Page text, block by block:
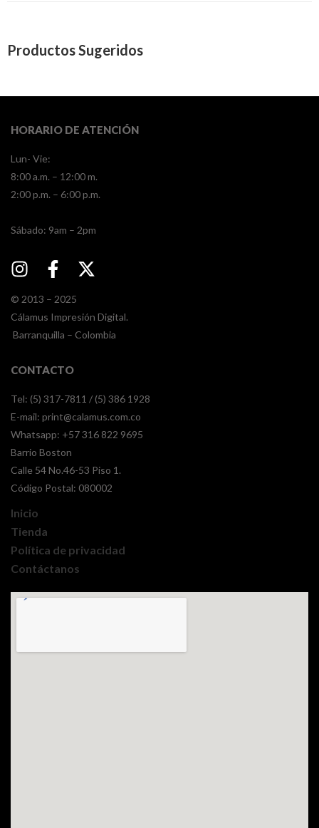
Productos Sugeridos
HORARIO DE ATENCIÓN
Lun- Vie:
8:00 a.m. – 12:00 m.
2:00 p.m. – 6:00 p.m.
​​Sábado: 9am – 2pm
© 2013 – 2025
Cálamus Impresión Digital.
Barranquilla – Colombia
CONTACTO
Tel: (5) 317-7811 / (5) 386 1928
E-mail: print@calamus.com.co
Whatsapp: +57 316 822 9695
Barrio Boston
Calle 54 No.46-53 Piso 1.
Código Postal: 080002
Inicio
Tienda
Política de privacidad
Contáctanos